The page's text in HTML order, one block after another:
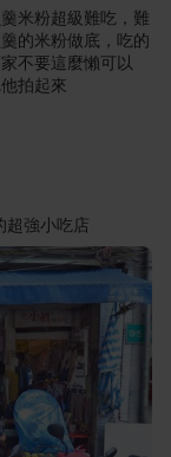
米粉超級難吃，難
的米粉做底，吃的
不要這麼懶可以
拍起來
超強小吃店